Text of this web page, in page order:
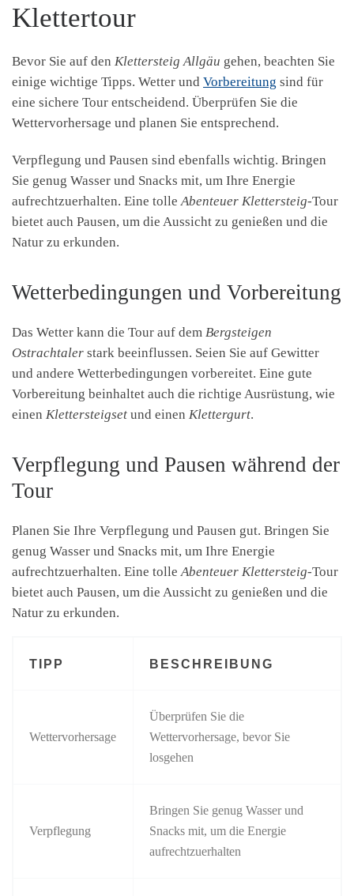
Klettertour
Bevor Sie auf den Klettersteig Allgäu gehen, beachten Sie
einige wichtige Tipps. Wetter und Vorbereitung sind für
eine sichere Tour entscheidend. Überprüfen Sie die
Wettervorhersage und planen Sie entsprechend.
Verpflegung und Pausen sind ebenfalls wichtig. Bringen
Sie genug Wasser und Snacks mit, um Ihre Energie
aufrechtzuerhalten. Eine tolleAbenteuer Klettersteig-Tour
bietet auch Pausen, um die Aussicht zu genießen und die
Natur zu erkunden.
Wetterbedingungen und Vorbereitung
Das Wetter kann die Tour auf dem Bergsteigen
Ostrachtaler stark beeinflussen. Seien Sie auf Gewitter
und andere Wetterbedingungen vorbereitet. Eine gute
Vorbereitung beinhaltet auch die richtige Ausrüstung, wie
einen Klettersteigset und einen Klettergurt.
Verpflegung und Pausen während der
Tour
Planen Sie Ihre Verpflegung und Pausen gut. Bringen Sie
genug Wasser und Snacks mit, um Ihre Energie
aufrechtzuerhalten. Eine tolle Abenteuer Klettersteig-Tour
bietet auch Pausen, um die Aussicht zu genießen und die
Natur zu erkunden.
TIPP BESCHREIBUNG
Wettervorhersage
Überprüfen Sie die
Wettervorhersage, bevor Sie
losgehen
Verpflegung
Bringen Sie genug Wasser und
Snacks mit, um die Energie
aufrechtzuerhalten